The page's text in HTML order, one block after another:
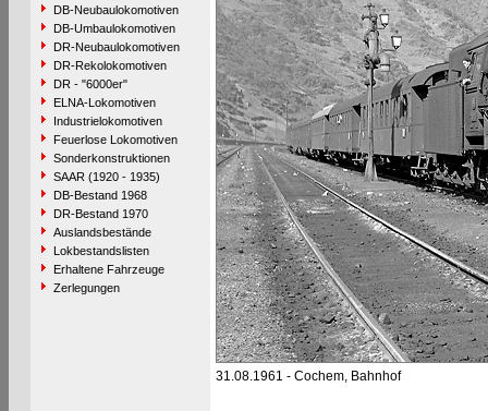
DB-Neubaulokomotiven
DB-Umbaulokomotiven
DR-Neubaulokomotiven
DR-Rekolokomotiven
DR - "6000er"
ELNA-Lokomotiven
Industrielokomotiven
Feuerlose Lokomotiven
Sonderkonstruktionen
SAAR (1920 - 1935)
DB-Bestand 1968
DR-Bestand 1970
Auslandsbestände
Lokbestandslisten
Erhaltene Fahrzeuge
Zerlegungen
31.08.1961 - Cochem, Bahnhof